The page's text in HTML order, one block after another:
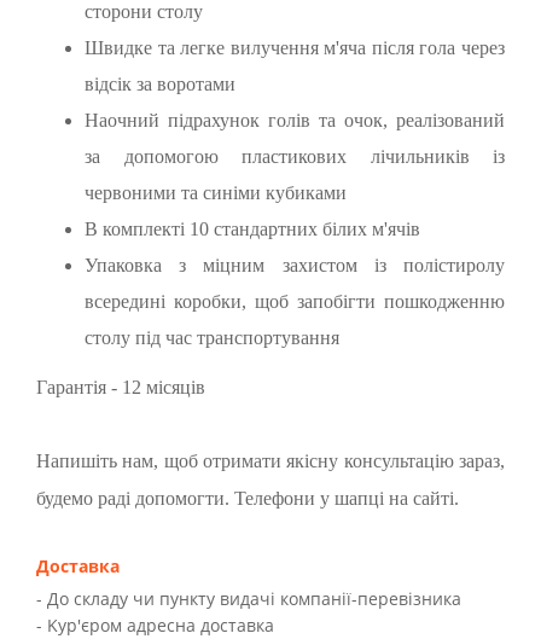
сторони столу
Швидке та легке вилучення м'яча після гола через
відсік за воротами
Наочний підрахунок голів та очок, реалізований
за допомогою пластикових лічильників із
червоними та синіми кубиками
В комплекті 10 стандартних білих м'ячів
Упаковка з міцним захистом із полістиролу
всередині коробки, щоб запобігти пошкодженню
столу під час транспортування
Гарантія - 12 місяців
Напишіть нам, щоб отримати якісну консультацію зараз,
будемо раді допомогти. Телефони у шапці на сайті.
Доставка
- До складу чи пункту видачі компанії-перевізника
- Kур'єром адресна доставка